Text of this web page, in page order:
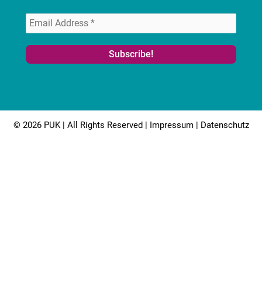
© 2026 PUK | All Rights Reserved | Impressum| Datenschutz